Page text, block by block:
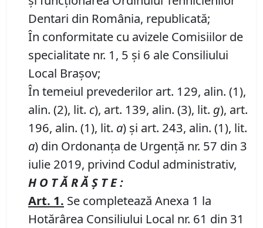
Dentari din România, republicată;
În conformitate cu avizele Comisiilor de
specialitate nr. 1, 5 și 6 ale Consiliului
Local Brașov;
În temeiul prevederilor art. 129, alin. (1),
alin. (2), lit. c), art. 139, alin. (3), lit. g), art.
196, alin. (1), lit. a) și art. 243, alin. (1), lit.
a) din Ordonanța de Urgență nr. 57 din 3
iulie 2019, privind Codul administrativ,
H O T Ă R Ă Ş T E :
Art. 1. Se completează Anexa 1 la
Hotărârea Consiliului Local nr. 61 din 31